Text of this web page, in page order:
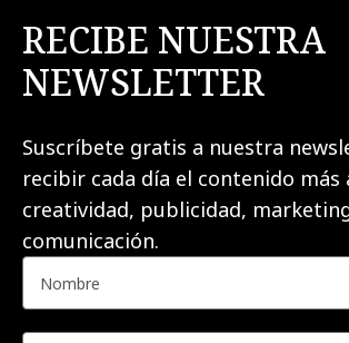
RECIBE NUESTRA
NEWSLETTER
Suscríbete gratis a nuestra
recibir cada día el contenido más
creatividad, publicidad,
comunicación.